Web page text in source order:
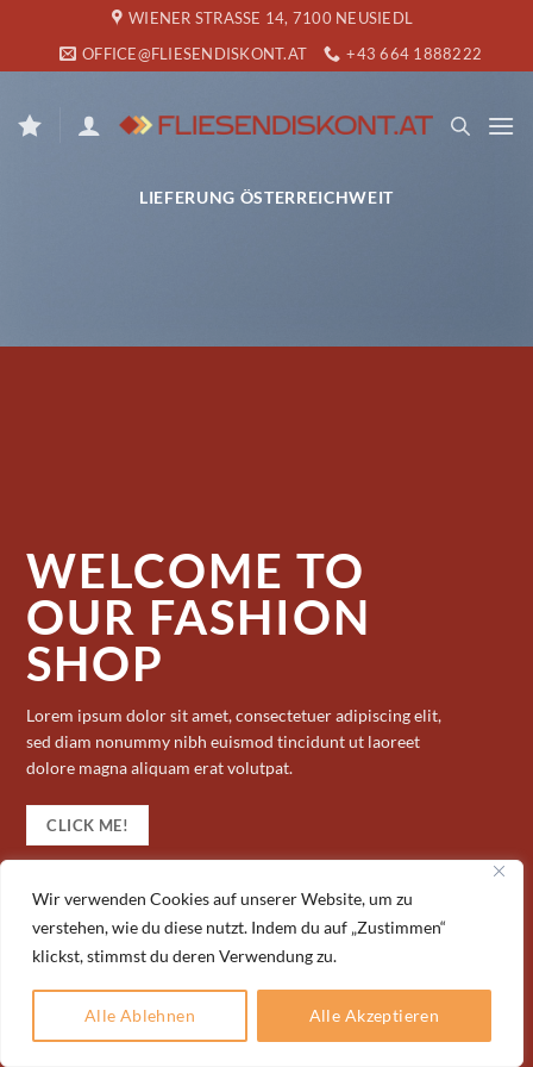
Wir verwenden Cookies auf unserer Website, um zu
verstehen, wie du diese nutzt. Indem du auf „Zustimmen“
klickst, stimmst du deren Verwendung zu.
Alle Ablehnen Alle Akzeptieren
springen
WIENER STRASSE 14, 7100 NEUSIEDL
OFFICE@FLIESENDISKONT.AT
+43 664 1888222
LIEFERUNG ÖSTERREICHWEIT
WELCOME TO
OUR FASHION
SHOP
Lorem ipsum dolor sit amet, consectetuer adipiscing elit,
sed diam nonummy nibh euismod tincidunt ut laoreet
dolore magna aliquam erat volutpat.
CLICK ME!
Copyright 2026 ©Fliesendiskont